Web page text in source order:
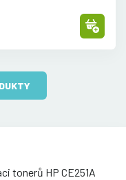
tonerů HP CE251A